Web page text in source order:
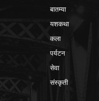
बातम्या
यशकथा
कला
पर्यटन
सेवा
संस्कृती